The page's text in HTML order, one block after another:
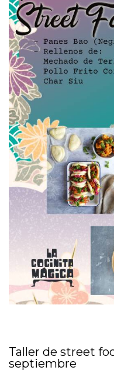
Taller de street
septiembre